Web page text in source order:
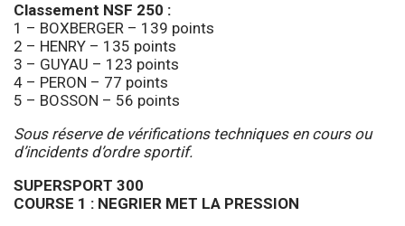
Classement NSF 250 :
1 – BOXBERGER – 139 points
2 – HENRY – 135 points
3 – GUYAU – 123 points
4 – PERON – 77 points
5 – BOSSON – 56 points
Sous réserve de vérifications techniques en cours ou
d’incidents d’ordre sportif.
SUPERSPORT 300
COURSE 1 : NEGRIER MET LA PRESSION